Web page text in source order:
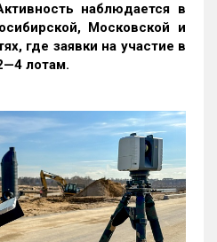
наблюдается в
Московской и
где заявки на участие в
лотам.